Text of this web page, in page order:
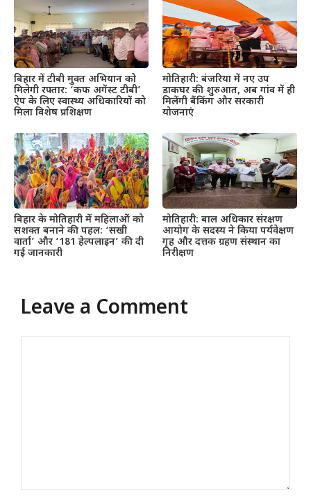
बिहार में टीबी मुक्त अभियान को
मिलेगी रफ्तार: ‘कफ अगेंस्ट टीबी’
ऐप के लिए स्वास्थ्य अधिकारियों को
मिला विशेष प्रशिक्षण
मोतिहारी: बंजरिया में नए उप
डाकघर की शुरुआत, अब गांव में ही
मिलेंगी बैंकिंग और सरकारी
योजनाएं
बिहार के मोतिहारी में महिलाओं को
सशक्त बनाने की पहल: ‘सखी
वार्ता’ और ‘181 हेल्पलाइन’ की दी
गई जानकारी
मोतिहारी: बाल अधिकार संरक्षण
आयोग के सदस्य ने किया पर्यवेक्षण
गृह और दत्तक ग्रहण संस्थान का
निरीक्षण
Leave a Comment